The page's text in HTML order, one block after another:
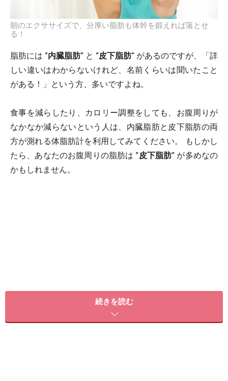
朝のエクササイズで、分厚い脂肪も体幹を鍛えれば落とせ
る！
脂肪には ”内臓脂肪” と ”皮下脂肪” があるのですが、「詳
しい違いはわからないけれど、名前くらいは聞いたこと
がある！」という方、多いですよね。
食事を減らしたり、カロリー調整をしても、お腹周りが
なかなか減らないという人は、内臓脂肪と皮下脂肪の両
方が測れる体脂肪計を利用してみてください。 もしかし
たら、あなたのお腹周りの脂肪は ”皮下脂肪” が多めなの
かもしれません。
続きを読む